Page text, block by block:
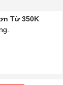
Từ 350K